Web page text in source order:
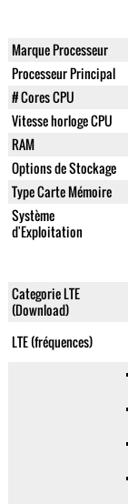
Marque Processeur
Processeur Principal
# Cores CPU
Vitesse horloge CPU
RAM
Options de Stockage
Type Carte Mémoire
Système
d'Exploitation
Categorie LTE
(Download)
LTE (fréquences)